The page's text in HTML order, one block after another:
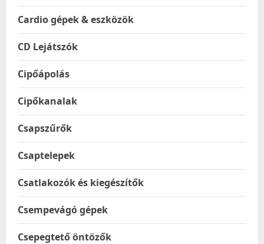
Cardio gépek & eszközök
CD Lejátszók
Cipőápolás
Cipőkanalak
Csapszűrők
Csaptelepek
Csatlakozók és kiegészítők
Csempevágó gépek
Csepegtető öntözők